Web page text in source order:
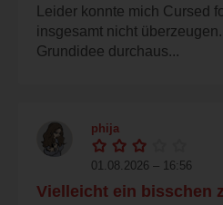
Leider konnte mich Cursed
insgesamt nicht
Grundidee durchaus...
phija
01.08.2026 – 16:56
Vielleicht ein bisschen